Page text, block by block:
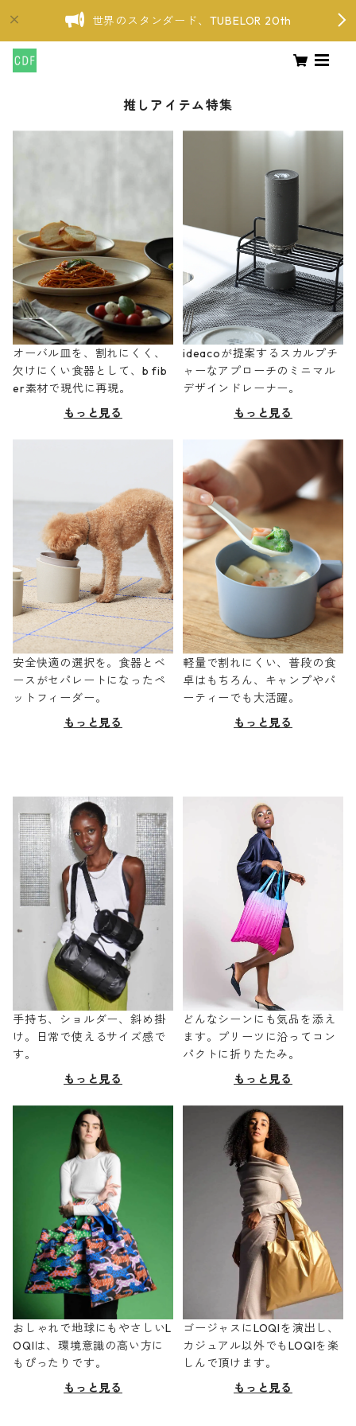
世界のスタンダード、TUBELOR 20th
推しアイテム特集
オーバル皿を、割れにくく、
欠けにくい食器として、b fib
er素材で現代に再現。
もっと見る
ideacoが提案するスカルプチ
ャーなアプローチのミニマル
デザインドレーナー。
もっと見る
安全快適の選択を。食器とベ
ースがセパレートになったペ
ットフィーダー。
もっと見る
軽量で割れにくい、普段の食
卓はもちろん、キャンプやパ
ーティーでも大活躍。
もっと見る
手持ち、ショルダー、斜め掛
け。日常で使えるサイズ感で
す。
もっと見る
どんなシーンにも気品を添え
ます。プリーツに沿ってコン
パクトに折りたたみ。
もっと見る
おしゃれで地球にもやさしいL
OQIは、環境意識の高い方に
もぴったりです。
もっと見る
ゴージャスにLOQIを演出し、
カジュアル以外でもLOQIを楽
しんで頂けます。
もっと見る